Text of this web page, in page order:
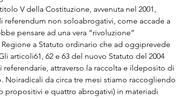
V della Costituzione, avvenuta nel 2001,
non soloabrogativi, come accade a
pensare ad una vera “rivoluzione”
a Statuto ordinario che ad oggiprevede
articoli61, 62 e 63 del nuovo Statuto del 2004
attraverso la raccolta e ildeposito di
Noiradicali da circa tre mesi stiamo raccogliendo
e quattro abrogativi) in materiadi